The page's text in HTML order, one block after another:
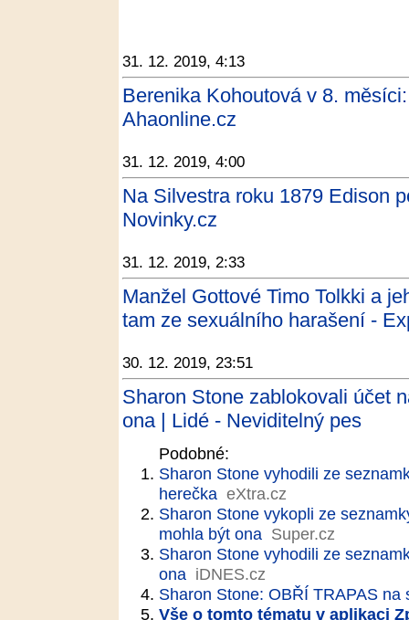
31. 12. 2019, 4:13
Berenika Kohoutová v 8.
Ahaonline.cz
31. 12. 2019, 4:00
Na Silvestra roku 1879 Edison
Novinky.cz
31. 12. 2019, 2:33
Manžel Gottové Timo Tolkki a
tam ze sexuálního harašení -
30. 12. 2019, 23:51
Sharon Stone zablokovali účet
ona | Lidé - Neviditelný pes
Podobné:
Sharon Stone vyhodili ze
herečka eXtra.cz
Sharon Stone vykopli ze
mohla být ona Super.cz
Sharon Stone vyhodili ze
ona iDNES.cz
Sharon Stone: OBŘÍ TRAPAS na
Vše o tomto tématu v aplikaci